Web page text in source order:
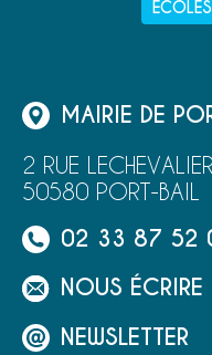
ECOLES
MAIRIE DE
2 RUE LECHEVALIER
50580 PORT-BAIL
02 33 87 52
NOUS ÉCRIRE
NEWSLETTER